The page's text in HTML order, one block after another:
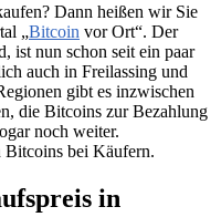
Dann heißen wir Sie
„Bitcoin vor Ort“. Der
ist nun schon seit ein paar
auch in Freilassing und
gibt es inzwischen
die Bitcoins zur Bezahlung
noch weiter.
Bitcoins bei Käufern.
in